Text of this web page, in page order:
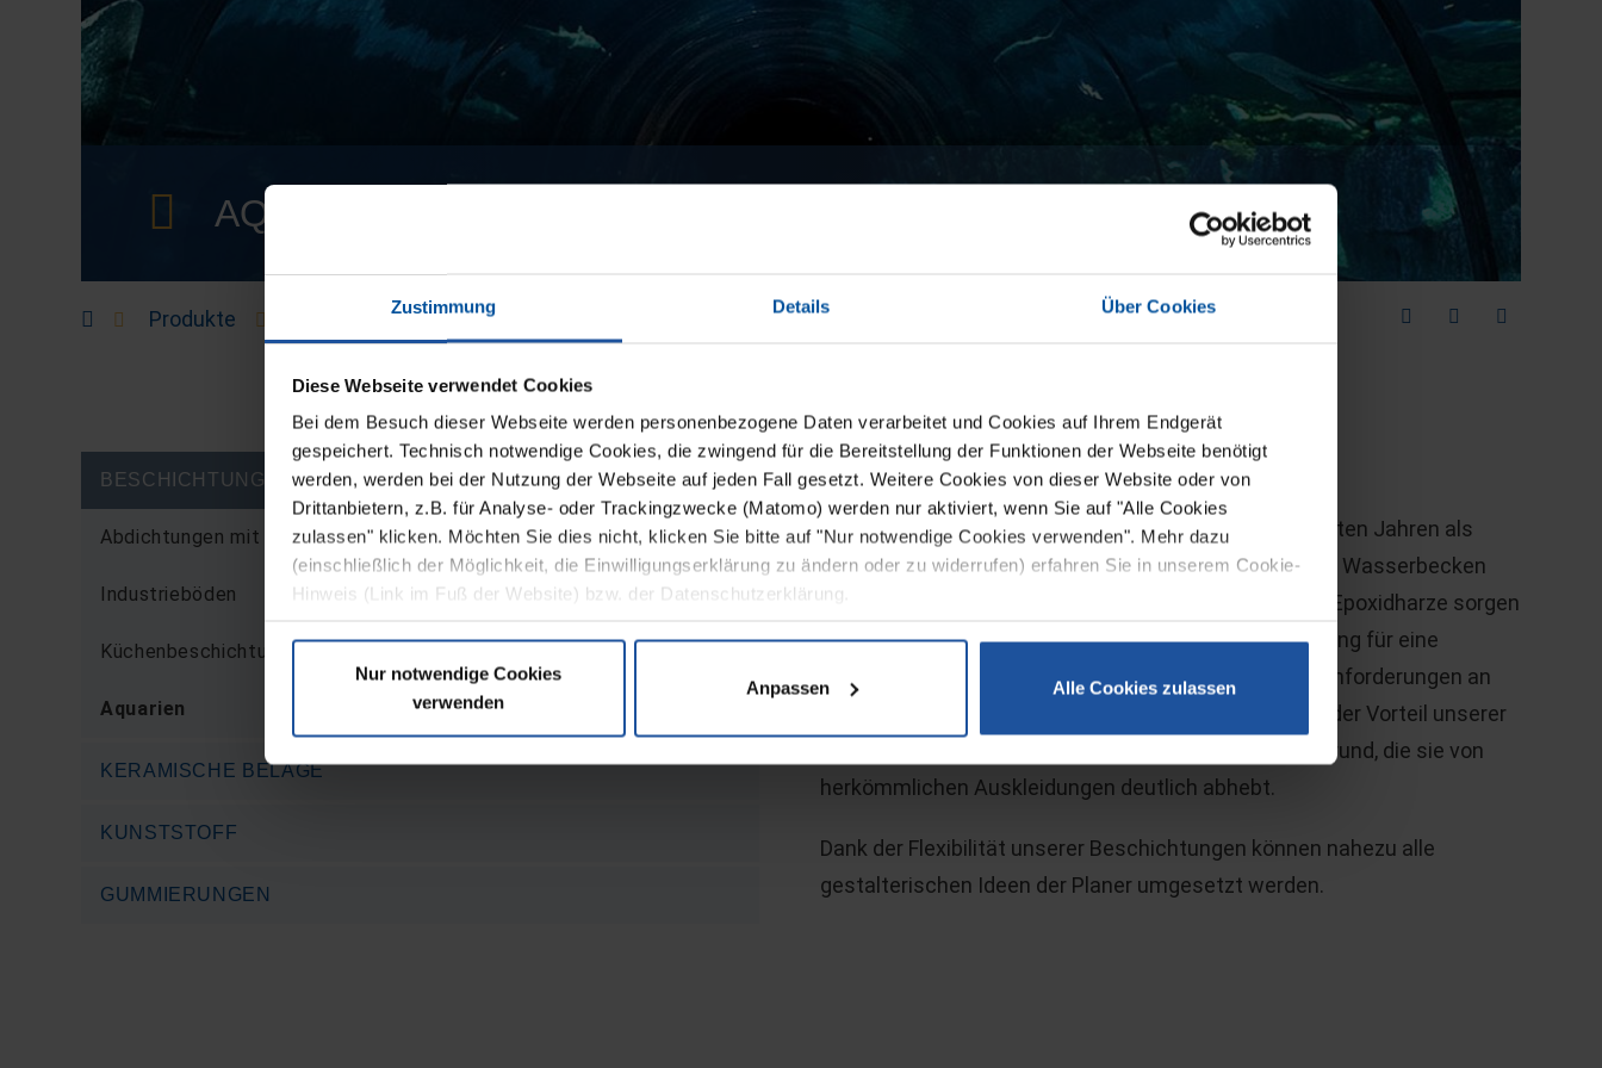
Zustimmung Details Über Cookies
Diese Webseite verwendet Cookies
Bei dem Besuch dieser Webseite werden personenbezogene Daten verarbeitet und Cookies auf Ihrem Endgerät
gespeichert. Technisch notwendige Cookies, die zwingend für die Bereitstellung der Funktionen der Webseite benötigt
werden, werden bei der Nutzung der Webseite auf jeden Fall gesetzt. Weitere Cookies von dieser Website oder von
Drittanbietern, z.B. für Analyse- oder Trackingzwecke (Matomo) werden nur aktiviert, wenn Sie auf "Alle Cookies
zulassen" klicken. Möchten Sie dies nicht, klicken Sie bitte auf "Nur notwendige Cookies verwenden". Mehr dazu
(einschließlich der Möglichkeit, die Einwilligungserklärung zu ändern oder zu widerrufen) erfahren Sie in unserem Cookie-
Hinweis (Link im Fuß der Website) bzw. der Datenschutzerklärung.
Nur notwendige Cookies
verwenden
Anpassen Alle Cookies zulassen
AQUARIEN
Produkte Beschichtungen
BESCHICHTUNGEN
Abdichtungen mit DIBt-Zulassung
Industrieböden
Küchenbeschichtungen
Aquarien
KERAMISCHE BELÄGE
KUNSTSTOFF
GUMMIERUNGEN
Aquarien
Unsere Beschichtungssysteme haben sich in den letzten Jahren als
hervorragend geeignet für den Einsatz in Tiergehegen, Wasserbecken
und Aquarien erwiesen. Die vorwiegend eingesetzten Epoxidharze sorgen
in Kombination mit der rissüberbrückenden Verarbeitung für eine
absolute Dichtheit und erfüllen gleichzeitig höchste Anforderungen an
die physiologische Unbedenklichkeit. Ein entscheidender Vorteil unserer
Systeme ist die untrennbare Haftung auf dem Untergrund, die sie von
herkömmlichen Auskleidungen deutlich abhebt.
Dank der Flexibilität unserer Beschichtungen können nahezu alle
gestalterischen Ideen der Planer umgesetzt werden.